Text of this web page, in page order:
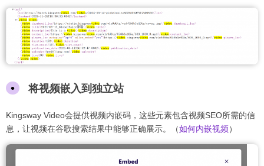
将视频嵌入到独立站
Kingsway Video会提供视频内嵌码，这些元素包含视频SEO所需的信
息，让视频在谷歌搜索结果中能够正确展示。（如何内嵌视频）